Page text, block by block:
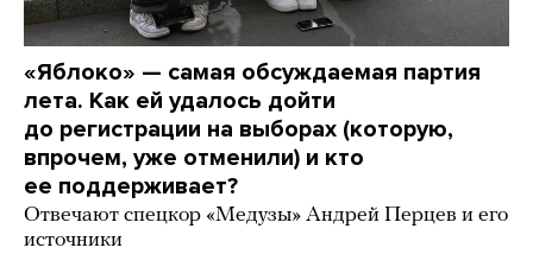
«Яблоко» — самая обсуждаемая партия
лета. Как ей удалось дойти
до регистрации на выборах (которую,
впрочем, уже отменили) и кто
ее поддерживает?
Отвечают спецкор «Медузы» Андрей Перцев и его
источники